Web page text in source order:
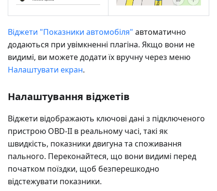
Віджети "Показники автомобіля" автоматично
додаються при увімкненні плагіна. Якщо вони не
видимі, ви можете додати їх вручну через меню
Налаштувати екран.
Налаштування віджетів
Віджети відображають ключові дані з підключеного
пристрою OBD-II в реальному часі, такі як
швидкість, показники двигуна та споживання
пального. Переконайтеся, що вони видимі перед
початком поїздки, щоб безперешкодно
відстежувати показники.